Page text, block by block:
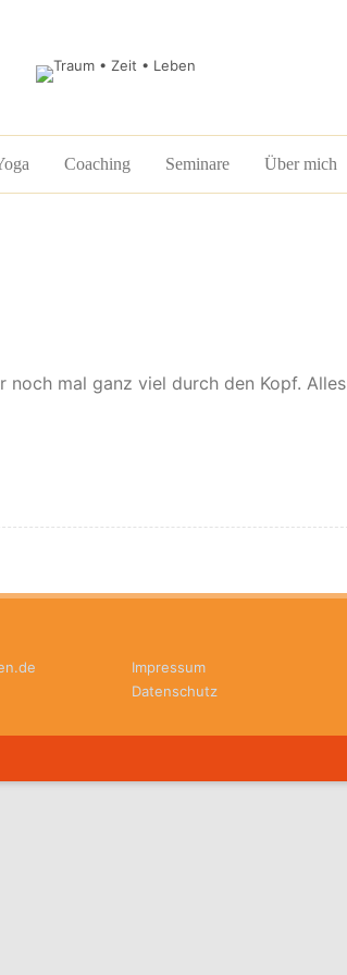
Coaching Seminare Über mich
noch mal ganz viel durch den Kopf. Alles
Impressum
Datenschutz